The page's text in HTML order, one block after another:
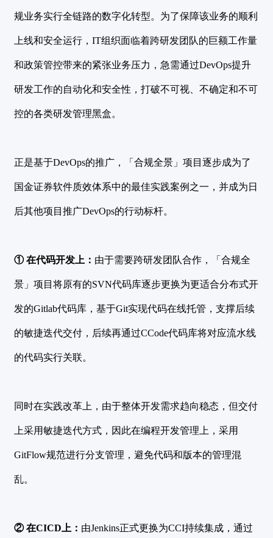
规业务实行全链路的数字化转型。为了保障该业务的顺利
上线和安全运行，IT组织面临着跨研发团队的巨额工作量
和政策管控带来的紧张业务压力，急需通过DevOps提升
研发工作的自动化和安全性，打破不可视、不确定和不可
控的各类研发管理黑盒。
正是基于DevOps的推广，「合规全景」项目逐步成为了
国金证券软件质效体系中的最佳实践案例之一，并成为日
后其他项目推广DevOps的行动标杆。
① 在代码开发上： 由于需要跨研发团队合作，「合规全
景」项目将原有的SVN代码库逐步更换为更适合分布式开
发的Gitlab代码库，基于Git实现代码在线托管，支撑后续
的敏捷迭代交付，后续再通过CCode代码库将对应流水线
的代码实行关联。
同时在实践改革上，由于整体开发需求趋向稳态，但交付
上采用敏捷迭代方式，因此在编程开发管理上，采用
GitFlow规范进行分支管理，避免代码和版本的管理混
乱。
② 在CICD上： 由Jenkins正式更换为CCI持续集成，通过